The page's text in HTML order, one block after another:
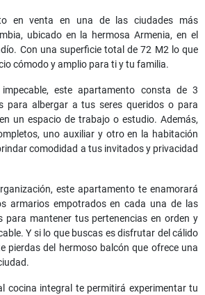
en venta en una de las ciudades más
ubicado en la hermosa Armenia, en el
Con una superficie total de 72 M2 lo que
cómodo y amplio para ti y tu familia.
este apartamento consta de 3
para albergar a tus seres queridos o para
un espacio de trabajo o estudio. Además,
uno auxiliar y otro en la habitación
comodidad a tus invitados y privacidad
este apartamento te enamorará
armarios empotrados en cada una de las
para mantener tus pertenencias en orden y
Y si lo que buscas es disfrutar del cálido
pierdas del hermoso balcón que ofrece una
cocina integral te permitirá experimentar tu